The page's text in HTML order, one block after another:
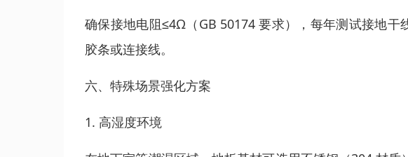
确保接地电阻≤4Ω（GB 50174 要求），每年测试接地
胶条或连接线。
六、特殊场景强化方案
1. 高湿度环境